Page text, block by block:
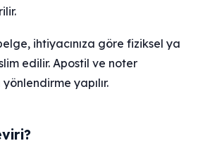
ihtiyacınıza göre fiziksel ya
edilir. Apostil ve noter
yapılır.